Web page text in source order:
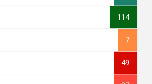
114
7
49